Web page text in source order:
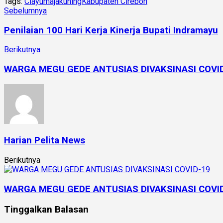
Sebelumnya
Penilaian 100 Hari Kerja Kinerja Bupati Indramayu
Berikutnya
WARGA MEGU GEDE ANTUSIAS DIVAKSINASI
Harian Pelita News
Berikutnya
WARGA MEGU GEDE ANTUSIAS DIVAKSINASI
Tinggalkan Balasan